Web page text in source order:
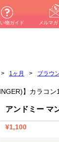
物ガイド メルマガ
> 1ヶ月 > ブラウ
】カラコ
アンドミー マ
¥1,100